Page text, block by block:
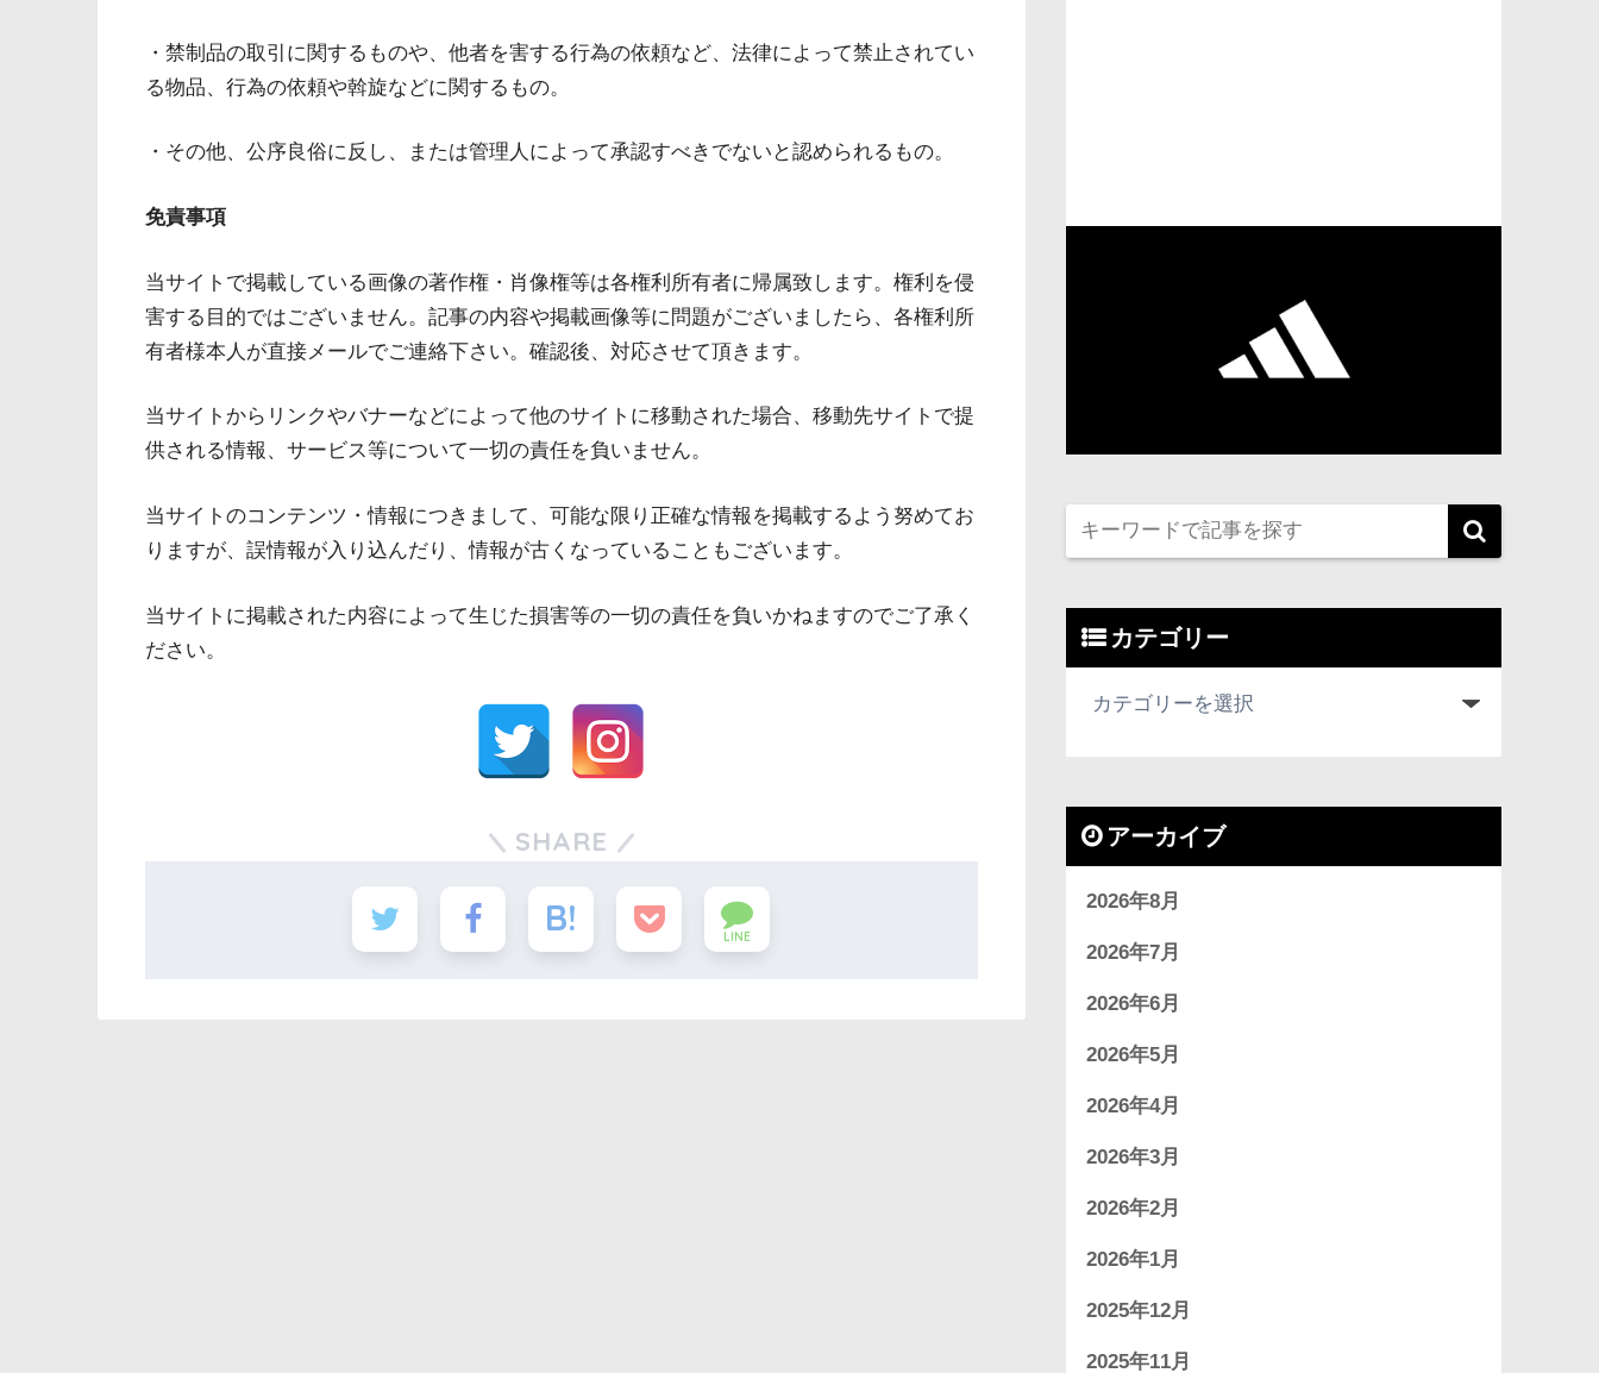
・禁制品の取引に関するものや、他者を害する行為の依頼など、法律によって禁止されてい
る物品、行為の依頼や斡旋などに関するもの。
・その他、公序良俗に反し、または管理人によって承認すべきでないと認められるもの。
免責事項
当サイトで掲載している画像の著作権・肖像権等は各権利所有者に帰属致します。権利を侵
害する目的ではございません。記事の内容や掲載画像等に問題がございましたら、各権利所
有者様本人が直接メールでご連絡下さい。確認後、対応させて頂きます。
当サイトからリンクやバナーなどによって他のサイトに移動された場合、移動先サイトで提
供される情報、サービス等について一切の責任を負いません。
当サイトのコンテンツ・情報につきまして、可能な限り正確な情報を掲載するよう努めてお
りますが、誤情報が入り込んだり、情報が古くなっていることもございます。
当サイトに掲載された内容によって生じた損害等の一切の責任を負いかねますのでご了承く
ださい。
SHARE
LINE
カテゴリー
アーカイブ
2026年8月
2026年7月
2026年6月
2026年5月
2026年4月
2026年3月
2026年2月
2026年1月
2025年12月
2025年11月